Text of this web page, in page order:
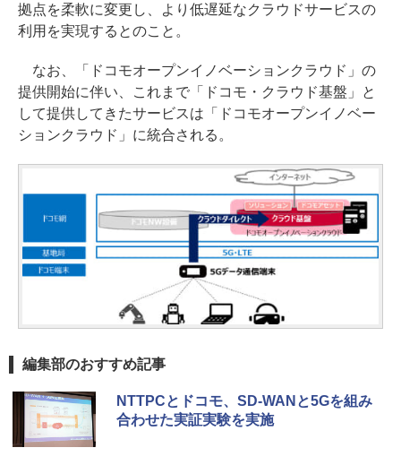
拠点を柔軟に変更し、より低遅延なクラウドサービスの
利用を実現するとのこと。
なお、「ドコモオープンイノベーションクラウド」の
提供開始に伴い、これまで「ドコモ・クラウド基盤」と
して提供してきたサービスは「ドコモオープンイノベー
ションクラウド」に統合される。
編集部のおすすめ記事
NTTPCとドコモ、SD-WANと5Gを組み
合わせた実証実験を実施